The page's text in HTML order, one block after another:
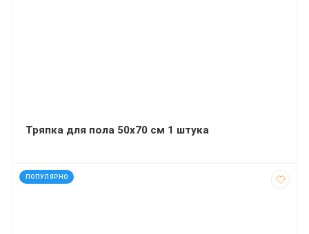
Тряпка для пола 50х70 см 1 штука
ПОПУЛЯРНО
код: 91967